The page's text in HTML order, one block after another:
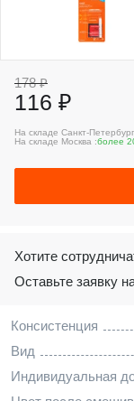
Консистенция
Вид
Индивидуальная
178 ₽
116 ₽
На складе Санкт-
На складе Москва :более
Хотите
Оставьте заявку